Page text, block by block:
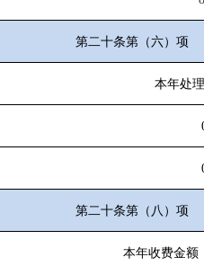
第二十条第（六）项
本年处
第二十条第（八）项
本年收费金额